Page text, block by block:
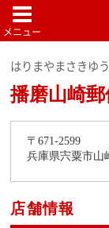
はりまやまさきゆ
播磨山崎
〒671-2599
兵庫県宍粟市山
店舗情報